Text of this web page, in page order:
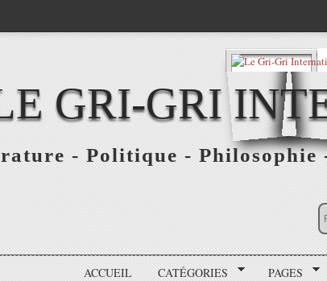
GRI-GRI
- Politique - Philosophie
ACCUEIL CATÉGORIES PAGES